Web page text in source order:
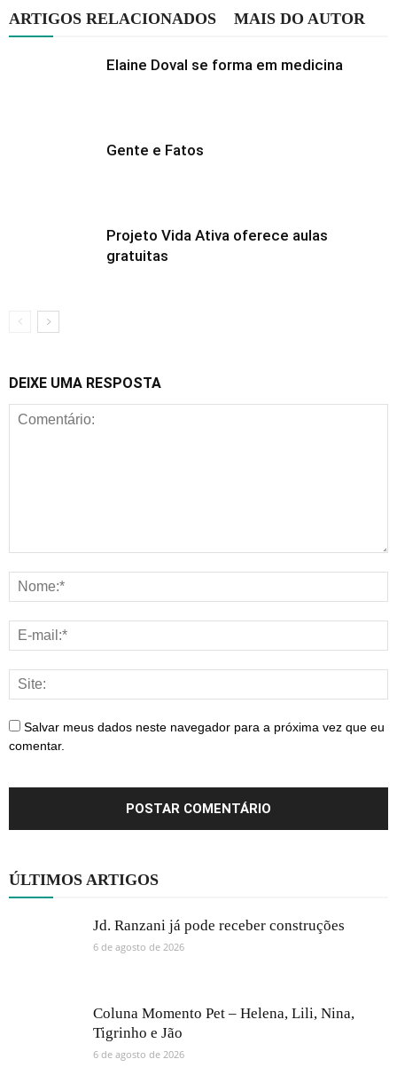
ARTIGOS RELACIONADOS MAIS DO AUTOR
Elaine Doval se forma em medicina
Gente e Fatos
Projeto Vida Ativa oferece aulas
gratuitas
DEIXE UMA RESPOSTA
Salvar meus dados neste navegador para a próxima vez que eu
comentar.
ÚLTIMOS ARTIGOS
Jd. Ranzani já pode receber construções
6 de agosto de 2026
Coluna Momento Pet – Helena, Lili, Nina,
Tigrinho e Jão
6 de agosto de 2026